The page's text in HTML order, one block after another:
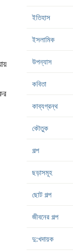
ইতিহাস
ইসলামিক
উপন্যাস
কবিতা
কাব্যগ্রন্থ
কৌতুক
গল্প
ছড়াসমূহ
ছোট গল্প
জীবনের গল্প
দু:খদায়ক